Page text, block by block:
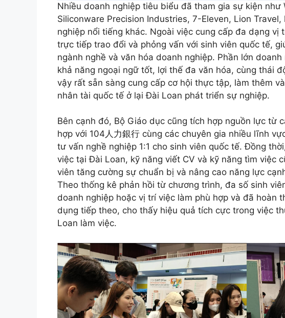
Nhiều doanh nghiệp tiêu biểu đã tham gia sự kiện như
Siliconware Precision Industries, 7-Eleven, Lion
nghiệp nổi tiếng khác. Ngoài việc cung cấp đa dạng vị
trực tiếp trao đổi và phỏng vấn với sinh viên quốc tế,
ngành nghề và văn hóa doanh nghiệp. Phần lớn
khả năng ngoại ngữ tốt, lợi thế đa văn hóa, cùng thái
vậy rất sẵn sàng cung cấp cơ hội thực tập, làm thêm
nhân tài quốc tế ở lại Đài Loan phát triển sự nghiệp.
Bên cạnh đó, Bộ Giáo dục cũng tích hợp nguồn lực từ
hợp với 104人力銀行 cùng các chuyên gia nhiều lĩnh
tư vấn nghề nghiệp 1:1 cho sinh viên quốc tế. Đồng
việc tại Đài Loan, kỹ năng viết CV và kỹ năng tìm việc
viên tăng cường sự chuẩn bị và nâng cao năng lực
Theo thống kê phản hồi từ chương trình, đa số sinh
doanh nghiệp hoặc vị trí việc làm phù hợp và đã hoàn
dụng tiếp theo, cho thấy hiệu quả tích cực trong việc
Loan làm việc.